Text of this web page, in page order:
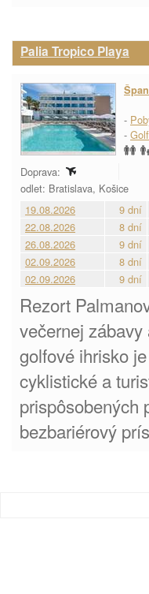
Palia Tropico Playa
-
- Golf
Doprava:
odlet: Bratislava, Košice
19.08.2026
9 dní
22.08.2026
8 dní
26.08.2026
9 dní
02.09.2026
8 dní
02.09.2026
9 dní
Rezort
večernej
golfové ihrisko
cyklistické a
prispôsobených
bezbariérový